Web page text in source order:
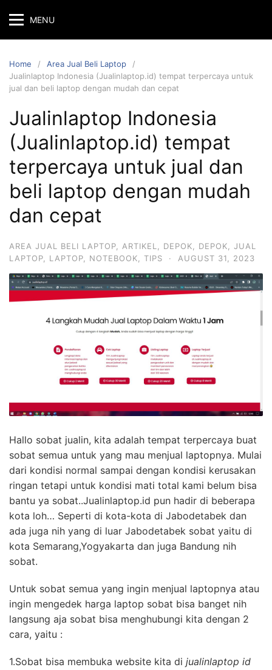
MENU
Home
Area Jual Beli Laptop
Jualinlaptop Indonesia (Jualinlaptop.id) tempat terpercaya untuk
jual dan beli laptop dengan mudah dan cepat
Jualinlaptop Indonesia
(Jualinlaptop.id) tempat
terpercaya untuk jual dan
beli laptop dengan mudah
dan cepat
AREA JUAL BELI LAPTOP ARTIKEL DEPOK DEPOK
JUAL
LAPTOP
LAPTOP NOTEBOOK TIPS · AUGUST 31, 2023
Hallo sobat jualin, kita adalah tempat terpercaya buat
sobat semua untuk yang mau menjual laptopnya. Mulai
dari kondisi normal sampai dengan kondisi kerusakan
ringan tetapi untuk kondisi mati total kami belum bisa
bantu ya sobat..Jualinlaptop.id pun hadir di beberapa
kota loh… Seperti di kota-kota di Jabodetabek dan
ada juga nih yang di luar Jabodetabek sobat yaitu di
kota Semarang,Yogyakarta dan juga Bandung nih
sobat.
Untuk sobat semua yang ingin menjual laptopnya atau
ingin mengedek harga laptop sobat bisa banget nih
langsung aja sobat bisa menghubungi kita dengan 2
cara, yaitu :
1.Sobat bisa membuka website kita di jualinlaptop id